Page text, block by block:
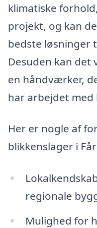
klimatiske
projekt, og kan
bedste løsninger
Desuden kan
en håndværker,
har arbejdet
Her er nogle af
blikkenslager i
regionale
Mulighed for